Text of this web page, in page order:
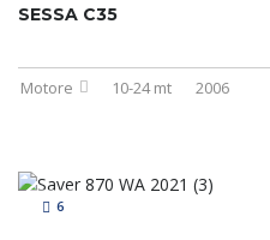
SESSA C35
Motore 10-24 mt 2006
6